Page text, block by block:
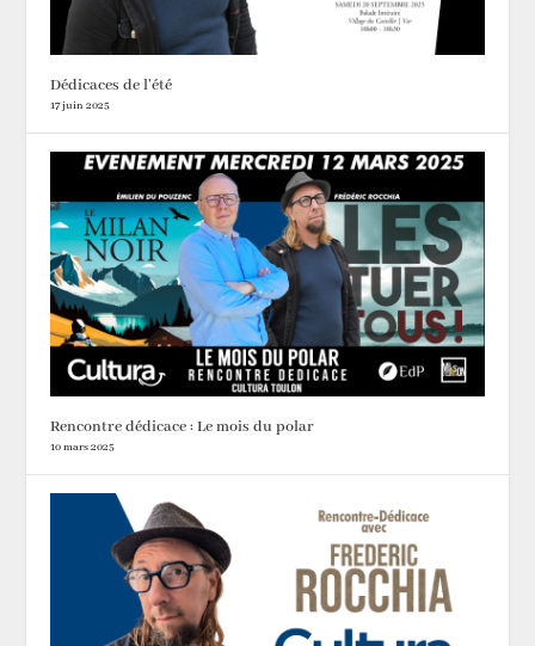
Dédicaces de l’été
17 juin 2025
Rencontre dédicace : Le mois du polar
10 mars 2025